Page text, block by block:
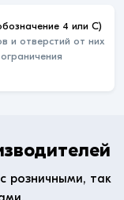
4 или С)
и отверстий от них
розничными, так